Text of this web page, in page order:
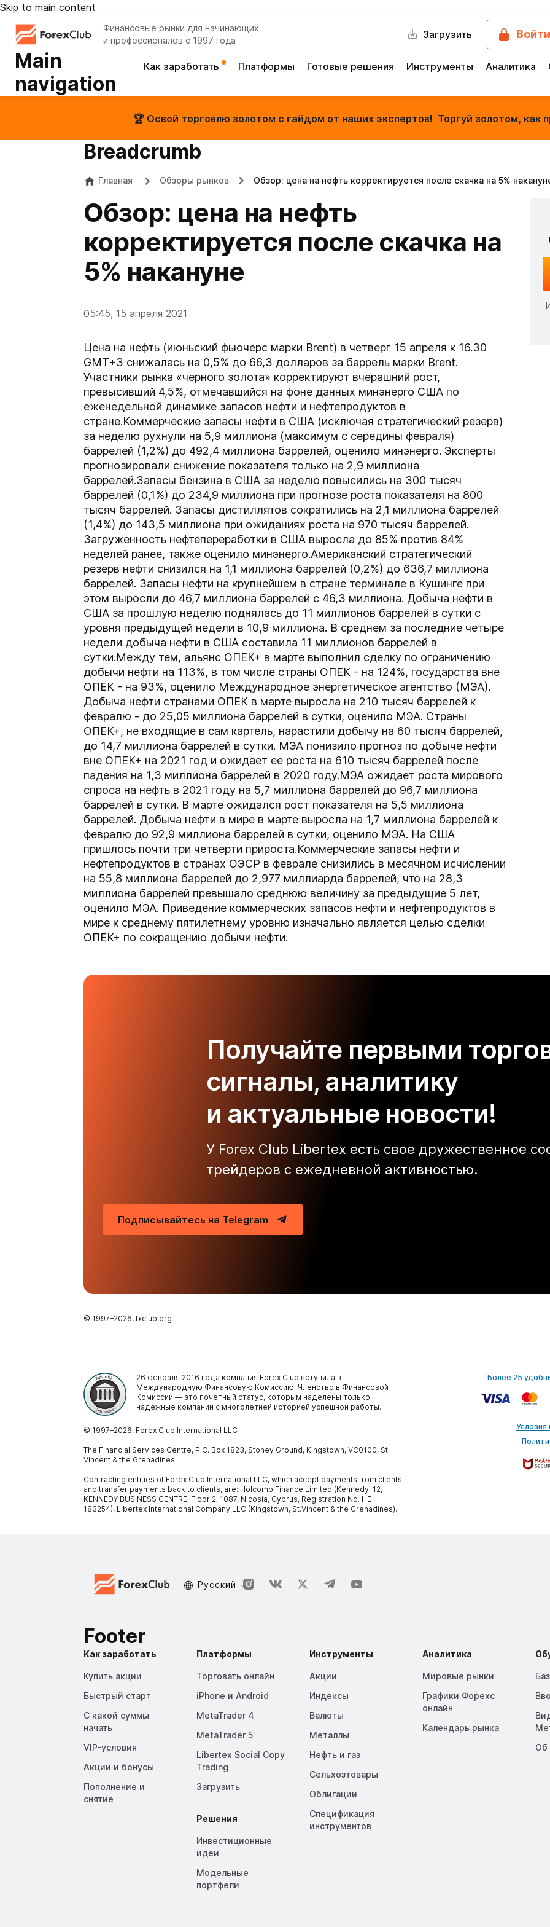
Skip to main content
Финансовые рынки для начинающих
и профессионалов с 1997 года
Загрузить
Main
navigation
Как заработать Платформы Готовые решения Инструменты Аналитика
🏆 Освой торговлю золотом с гайдом от наших экспертов! Торгуй золотом, как
Breadcrumb
Главная Обзоры рынков Обзор: цена на нефть корректируется после скачка на 5%
Обзор: цена на нефть
корректируется после скачка на
5% накануне
05:45, 15 апреля 2021
Цена на нефть (июньский фьючерс марки Brent) в четверг 15 апреля к 16.30
GMT+3 снижалась на 0,5% до 66,3 долларов за баррель марки Brent.
Участники рынка «черного золота» корректируют вчерашний рост,
превысивший 4,5%, отмечавшийся на фоне данных минэнерго США по
еженедельной динамике запасов нефти и нефтепродуктов в
стране.Коммерческие запасы нефти в США (исключая стратегический резерв)
за неделю рухнули на 5,9 миллиона (максимум с середины февраля)
баррелей (1,2%) до 492,4 миллиона баррелей, оценило минэнерго. Эксперты
прогнозировали снижение показателя только на 2,9 миллиона
баррелей.Запасы бензина в США за неделю повысились на 300 тысяч
баррелей (0,1%) до 234,9 миллиона при прогнозе роста показателя на 800
тысяч баррелей. Запасы дистиллятов сократились на 2,1 миллиона баррелей
(1,4%) до 143,5 миллиона при ожиданиях роста на 970 тысяч баррелей.
Загруженность нефтепереработки в США выросла до 85% против 84%
неделей ранее, также оценило минэнерго.Американский стратегический
резерв нефти снизился на 1,1 миллиона баррелей (0,2%) до 636,7 миллиона
баррелей. Запасы нефти на крупнейшем в стране терминале в Кушинге при
этом выросли до 46,7 миллиона баррелей с 46,3 миллиона. Добыча нефти в
США за прошлую неделю поднялась до 11 миллионов баррелей в сутки с
уровня предыдущей недели в 10,9 миллиона. В среднем за последние четыре
недели добыча нефти в США составила 11 миллионов баррелей в
сутки.Между тем, альянс ОПЕК+ в марте выполнил сделку по ограничению
добычи нефти на 113%, в том числе страны ОПЕК - на 124%, государства вне
ОПЕК - на 93%, оценило Международное энергетическое агентство (МЭА).
Добыча нефти странами ОПЕК в марте выросла на 210 тысяч баррелей к
февралю - до 25,05 миллиона баррелей в сутки, оценило МЭА. Страны
ОПЕК+, не входящие в сам картель, нарастили добычу на 60 тысяч баррелей,
до 14,7 миллиона баррелей в сутки. МЭА понизило прогноз по добыче нефти
вне ОПЕК+ на 2021 год и ожидает ее роста на 610 тысяч баррелей после
падения на 1,3 миллиона баррелей в 2020 году.МЭА ожидает роста мирового
спроса на нефть в 2021 году на 5,7 миллиона баррелей до 96,7 миллиона
баррелей в сутки. В марте ожидался рост показателя на 5,5 миллиона
баррелей. Добыча нефти в мире в марте выросла на 1,7 миллиона баррелей к
февралю до 92,9 миллиона баррелей в сутки, оценило МЭА. На США
пришлось почти три четверти прироста.Коммерческие запасы нефти и
нефтепродуктов в странах ОЭСР в феврале снизились в месячном исчислении
на 55,8 миллиона баррелей до 2,977 миллиарда баррелей, что на 28,3
миллиона баррелей превышало среднюю величину за предыдущие 5 лет,
оценило МЭА. Приведение коммерческих запасов нефти и нефтепродуктов в
мире к среднему пятилетнему уровню изначально является целью сделки
ОПЕК+ по сокращению добычи нефти.
Получайте первыми
сигналы, аналитику
и актуальные новости!
У Forex Club Libertex есть свое дружественное
трейдеров с ежедневной активностью.
Подписывайтесь на Telegram
© 1997–2026, fxclub.org
26 февраля 2016 года компания Forex Club вступила в
Международную Финансовую Комиссию. Членство в Финансовой
Комиссии — это почетный статус, которым наделены только
надежные компании с многолетней историей успешной работы.
© 1997–2026, Forex Club International LLC
The Financial Services Centre, P.O. Box 1823, Stoney Ground, Kingstown, VC0100, St.
Vincent & the Grenadines
Contracting entities of Forex Club International LLC, which accept payments from clients
and transfer payments back to clients, are: Holcomb Finance Limited (Kennedy, 12,
KENNEDY BUSINESS CENTRE, Floor 2, 1087, Nicosia, Cyprus, Registration No. HE
183254), Libertex International Company LLC (Kingstown, St.Vincent & the Grenadines).
Более 25
Русский
Footer
Как заработать
Купить акции
Быстрый старт
С какой суммы
начать
VIP-условия
Акции и бонусы
Пополнение и
снятие
Платформы
Торговать онлайн
iPhone и Android
MetaTrader 4
MetaTrader 5
Libertex Social Copy
Trading
Загрузить
Решения
Инвестиционные
идеи
Модельные
портфели
Инструменты
Акции
Индексы
Валюты
Металлы
Нефть и газ
Сельхозтовары
Облигации
Спецификация
инструментов
Аналитика
Мировые рынки
Графики Форекс
онлайн
Календарь рынка
Об